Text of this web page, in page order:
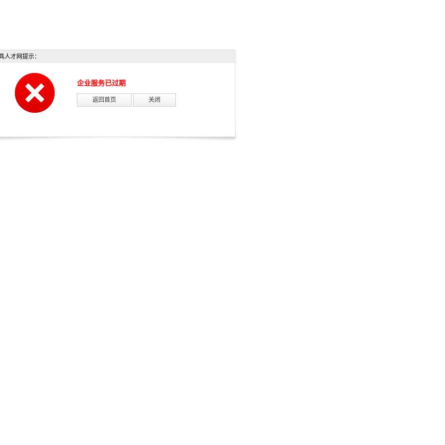
人才网提示：
企业服务已过期
返回首页 关闭